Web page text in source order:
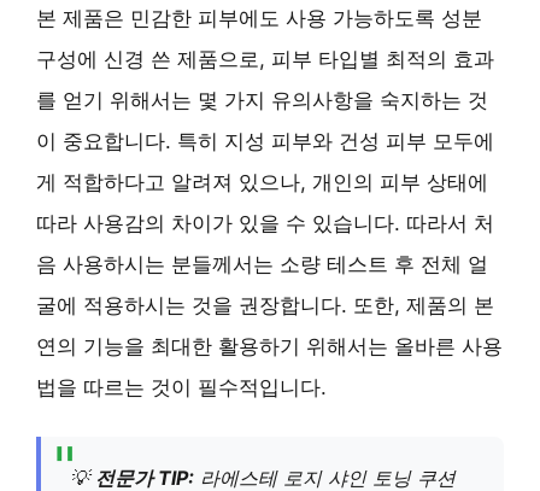
본 제품은 민감한 피부에도 사용 가능하도록 성분
구성에 신경 쓴 제품으로, 피부 타입별 최적의 효과
를 얻기 위해서는 몇 가지 유의사항을 숙지하는 것
이 중요합니다. 특히 지성 피부와 건성 피부 모두에
게 적합하다고 알려져 있으나, 개인의 피부 상태에
따라 사용감의 차이가 있을 수 있습니다. 따라서 처
음 사용하시는 분들께서는 소량 테스트 후 전체 얼
굴에 적용하시는 것을 권장합니다. 또한, 제품의 본
연의 기능을 최대한 활용하기 위해서는 올바른 사용
법을 따르는 것이 필수적입니다.
💡 전문가 TIP: 라에스테 로지 샤인 토닝 쿠션